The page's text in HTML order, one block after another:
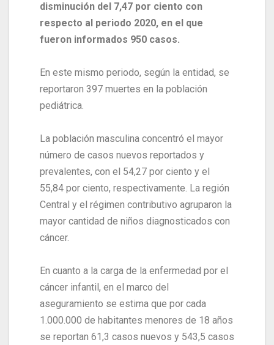
disminución del 7,47 por ciento con
respecto al periodo 2020, en el que
fueron informados 950 casos.
En este mismo periodo, según la entidad, se
reportaron 397 muertes en la población
pediátrica.
La población masculina concentró el mayor
número de casos nuevos reportados y
prevalentes, con el 54,27 por ciento y el
55,84 por ciento, respectivamente. La región
Central y el régimen contributivo agruparon la
mayor cantidad de niños diagnosticados con
cáncer.
En cuanto a la carga de la enfermedad por el
cáncer infantil, en el marco del
aseguramiento se estima que por cada
1.000.000 de habitantes menores de 18 años
se reportan 61,3 casos nuevos y 543,5 casos